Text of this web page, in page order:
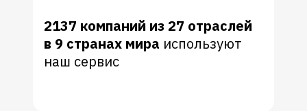
2137 компаний из 27 отраслей
в 9 странах мира используют
наш сервис